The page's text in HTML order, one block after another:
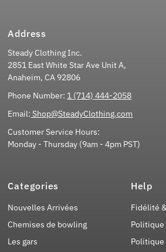
Address
Steady Clothing Inc.
2851 East White Star Ave Unit A,
Anaheim, CA 92806
Phone Number: 1 (714) 444-2058
Email: Shop@SteadyClothing.com
Customer Service Hours:
Monday - Thursday (9am - 4pm PST)
Categories
Nouvelles Arrivées
Chemises de bowling
Les gars
Help
Fidélité
Politique